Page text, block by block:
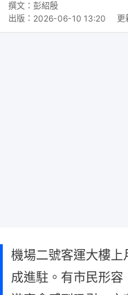
撰文： 彭紹殷
出版： 2026-06-10 13:20 更
機場二號客運大樓
成進駐。有市民形容